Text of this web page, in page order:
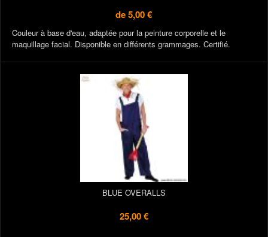
de5,00 €
Couleur à base d'eau, adaptée pour la peinture corporelle et le
maquillage facial. Disponible en différents grammages. Certifié.
BLUE OVERALLS
25,00 €